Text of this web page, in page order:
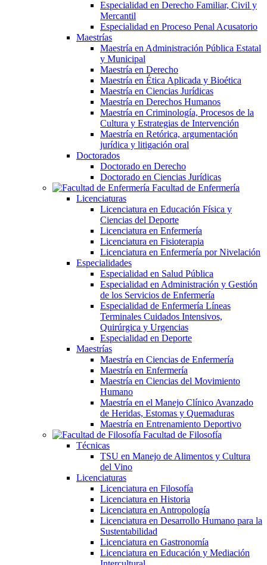
Especialidad en Derecho Familiar, Civil y
Mercantil
Especialidad en Proceso Penal Acusatorio
Maestrías
Maestría en Administración Pública Estatal
y Municipal
Maestría en Derecho
Maestría en Ética Aplicada y Bioética
Maestría en Ciencias Jurídicas
Maestría en Derechos Humanos
Maestría en Criminología, Procesos de la
Cultura y Estrategias de Intervención
Maestría en Retórica, argumentación
jurídica y litigación oral
Doctorados
Doctorado en Derecho
Doctorado en Ciencias Jurídicas
Facultad de Enfermería
Licenciaturas
Licenciatura en Educación Física y
Ciencias del Deporte
Licenciatura en Enfermería
Licenciatura en Fisioterapia
Licenciatura en Enfermería por Nivelación
Especialidades
Especialidad en Salud Pública
Especialidad en Administración y Gestión
de los Servicios de Enfermería
Especialidad de Enfermería Líneas
Terminales Cuidados Intensivos,
Quirúrgica y Urgencias
Especialidad en Deporte
Maestrías
Maestría en Ciencias de Enfermería
Maestría en Enfermería
Maestría en Ciencias del Movimiento
Humano
Maestría en el Manejo Clínico Avanzado
de Heridas, Estomas y Quemaduras
Maestría en Entrenamiento Deportivo
Facultad de Filosofía
Técnicas
TSU en Manejo de Alimentos y Cultura
del Vino
Licenciaturas
Licenciatura en Filosofía
Licenciatura en Historia
Licenciatura en Antropología
Licenciatura en Desarrollo Humano para la
Sustentabilidad
Licenciatura en Gastronomía
Licenciatura en Educación y Mediación